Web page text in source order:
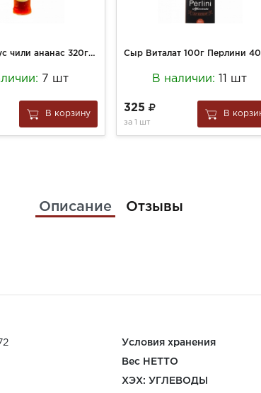
Сен Сой соус чили ананас 320гр. ст/б
7 шт
В корзину
Сыр Виталат 100г Перлини
В наличии: 11 шт
325
за 1 шт
В
Описание Отзывы
Условия хранения
Вес НЕТТО
ХЭХ: УГЛЕВОДЫ